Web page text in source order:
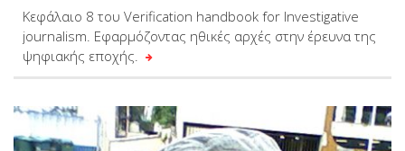
Κεφάλαιο 8 του Verification handbook for Investigative
journalism. Εφαρμόζοντας ηθικές αρχές στην έρευνα της
ψηφιακής εποχής.